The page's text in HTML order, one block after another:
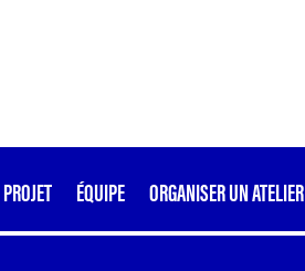
PROJET ÉQUIPE ORGANISER UN ATELIER